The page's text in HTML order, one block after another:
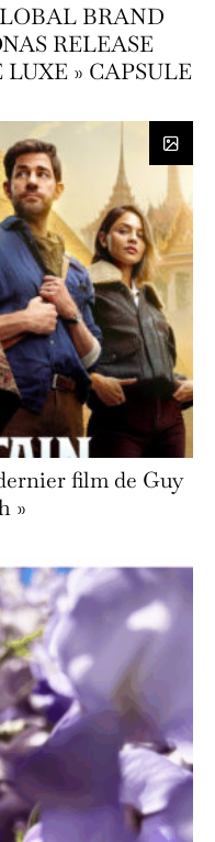
BRAND
RELEASE
» CAPSULE
film de Guy
»